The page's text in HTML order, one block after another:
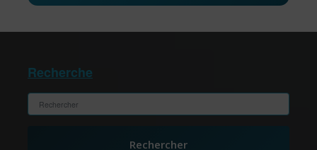
Recherche
Rechercher